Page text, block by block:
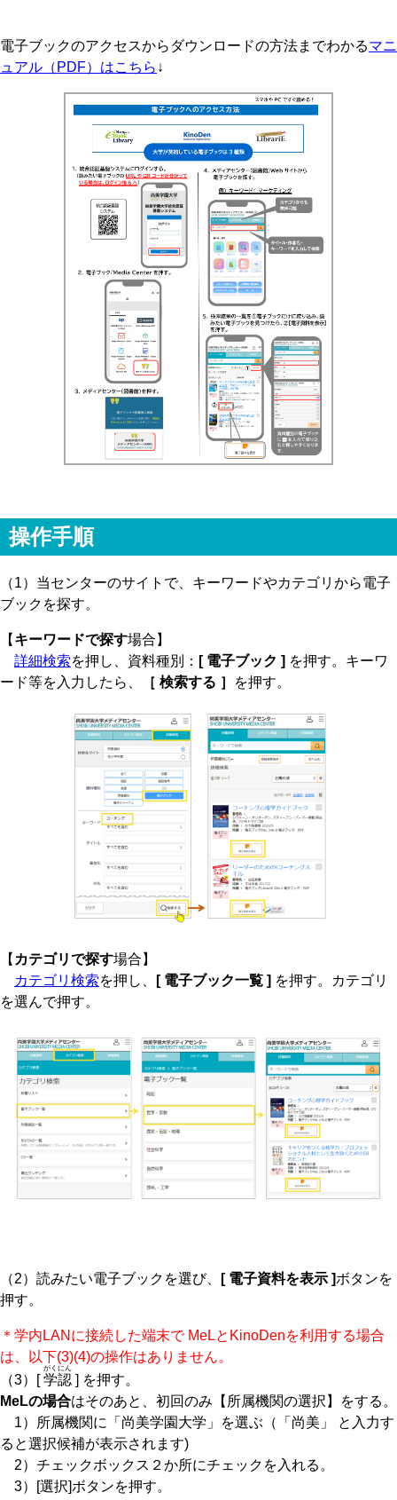
電子ブックのアクセスからダウンロードの方法までわかるマニ
ュアル（PDF）はこちら ↓
操作手順
（1）当センターのサイトで、キーワードやカテゴリから電子
ブックを探す。
【 キーワードで探す場合】
詳細検索を押し、資料種別： [ 電子ブック ] を押す。キーワ
ード等を入力したら、
［ 検索する ］ を押す。
【 カテゴリで探す場合】
カテゴリ検索を押し、 [ 電子ブック一覧 ] を押す。カテゴリ
を選んで押す。
（2）読みたい電子ブックを選び、 [ 電子資料を表示 ]ボタンを
押す。
＊学内LANに接続した端末で MeLとKinoDenを利用する場合
は、以下(3)(4)の操作はありません。
（3）[ 学認
がくにん
] を押す。
MeLの場合はそのあと、初回のみ【所属機関の選択】をする。
1）所属機関に「尚美学園大学」を選ぶ（「尚美」 と入力す
ると選択候補が表示されます)
2）チェックボックス２か所にチェックを入れる。
3）[選択]ボタンを押す。